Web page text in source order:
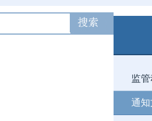
监
通